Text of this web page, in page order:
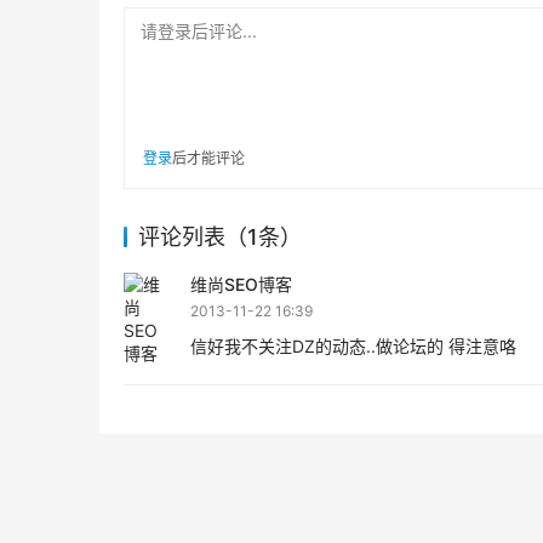
请登录后评论...
登录后才能评论
评论列表（1条）
维尚SEO博客
2013-11-22 16:39
信好我不关注DZ的动态..做论坛的 得注意咯